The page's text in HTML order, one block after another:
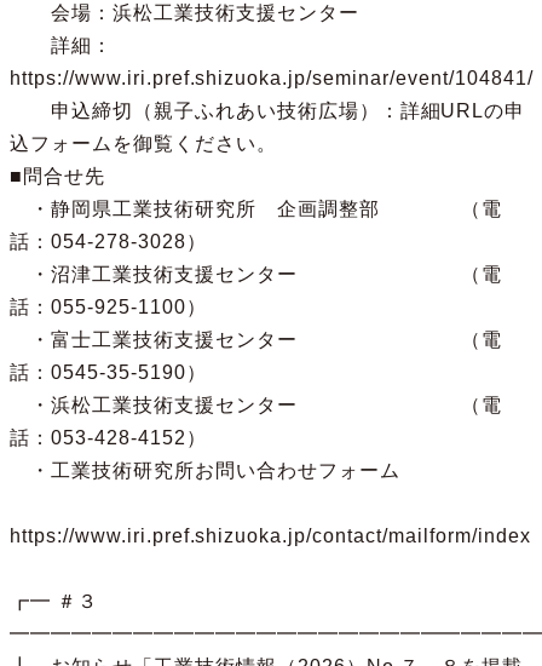
会場：浜松工業技術支援センター
詳細：
https://www.iri.pref.shizuoka.jp/seminar/event/104841/
申込締切（親子ふれあい技術広場）：詳細URLの申
込フォームを御覧ください。
■問合せ先
・静岡県工業技術研究所　企画調整部　　　　（電
話：054-278-3028）
・沼津工業技術支援センター　　　　　　　　（電
話：055-925-1100）
・富士工業技術支援センター　　　　　　　　（電
話：0545-35-5190）
・浜松工業技術支援センター　　　　　　　　（電
話：053-428-4152）
・工業技術研究所お問い合わせフォーム
https://www.iri.pref.shizuoka.jp/contact/mailform/index
┏━ ＃３